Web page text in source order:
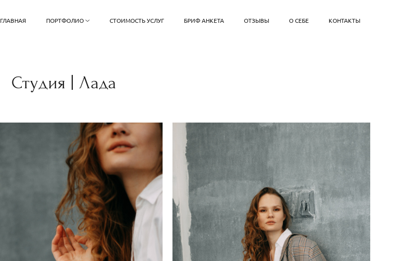
ГЛАВНАЯ ПОРТФОЛИО СТОИМОСТЬ УСЛУГ БРИФ АНКЕТА ОТЗЫВЫ О СЕБЕ КОНТАКТЫ
Студия | Лада